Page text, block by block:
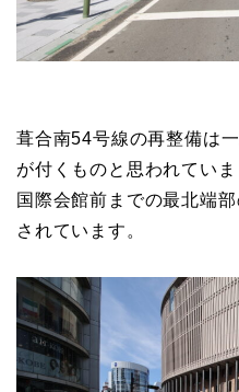
葺合南54号線の再整備は
が付くものと思われてい
国際会館前までの最北端
されています。